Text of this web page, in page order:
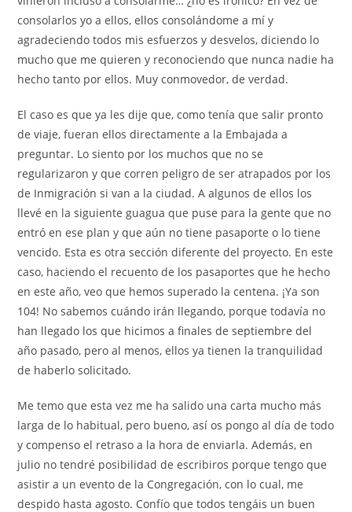
consolarlos yo a ellos, ellos consolándome a mí y
agradeciendo todos mis esfuerzos y desvelos, diciendo lo
mucho que me quieren y reconociendo que nunca nadie ha
hecho tanto por ellos. Muy conmovedor, de verdad.
El caso es que ya les dije que, como tenía que salir pronto
de viaje, fueran ellos directamente a la Embajada a
preguntar. Lo siento por los muchos que no se
regularizaron y que corren peligro de ser atrapados por los
de Inmigración si van a la ciudad. A algunos de ellos los
llevé en la siguiente guagua que puse para la gente que no
entró en ese plan y que aún no tiene pasaporte o lo tiene
vencido. Esta es otra sección diferente del proyecto. En este
caso, haciendo el recuento de los pasaportes que he hecho
en este año, veo que hemos superado la centena. ¡Ya son
104! No sabemos cuándo irán llegando, porque todavía no
han llegado los que hicimos a finales de septiembre del
año pasado, pero al menos, ellos ya tienen la tranquilidad
de haberlo solicitado.
Me temo que esta vez me ha salido una carta mucho más
larga de lo habitual, pero bueno, así os pongo al día de todo
y compenso el retraso a la hora de enviarla. Además, en
julio no tendré posibilidad de escribiros porque tengo que
asistir a un evento de la Congregación, con lo cual, me
despido hasta agosto. Confío que todos tengáis un buen